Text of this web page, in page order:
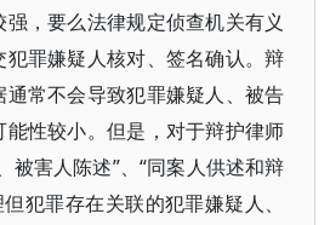
，要么法律规定侦查机关有义
罪嫌疑人核对、签名确认。辩
常不会导致犯罪嫌疑人、被告
能性较小。但是，对于辩护律师
被害人陈述”、“同案人供述和辩
犯罪存在关联的犯罪嫌疑人、